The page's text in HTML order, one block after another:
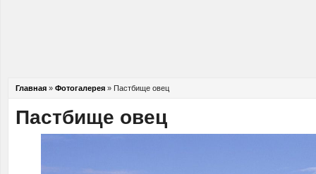
Главная » Фотогалерея » Пастбище овец
Пастбище овец